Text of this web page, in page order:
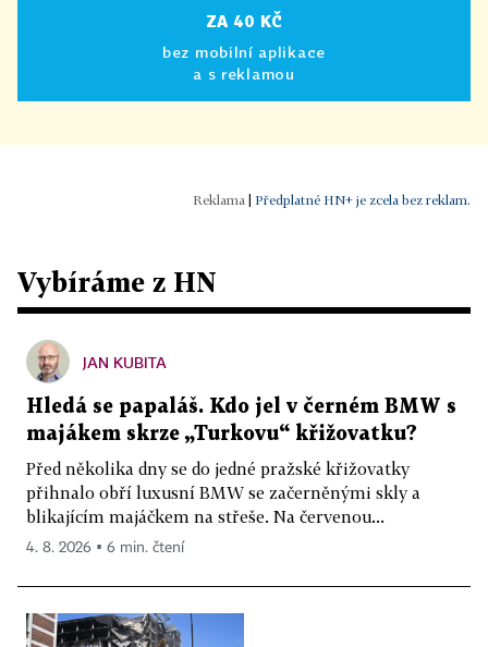
ZA 40 KČ
bez mobilní aplikace
a s reklamou
Předplatné HN+ je zcela bez reklam.
Vybíráme z HN
JAN KUBITA
Hledá se papaláš. Kdo jel v černém BMW s
majákem skrze „Turkovu“ křižovatku?
Před několika dny se do jedné pražské křižovatky
přihnalo obří luxusní BMW se začerněnými skly a
blikajícím majáčkem na střeše. Na červenou...
4. 8. 2026 ▪ 6 min. čtení